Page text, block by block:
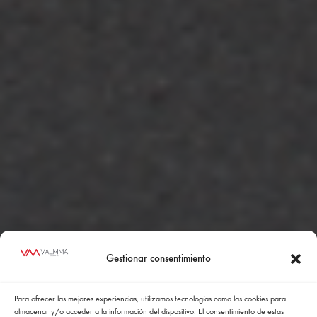
Gestionar consentimiento
Para ofrecer las mejores experiencias, utilizamos tecnologías como las cookies para
almacenar y/o acceder a la información del dispositivo. El consentimiento de estas